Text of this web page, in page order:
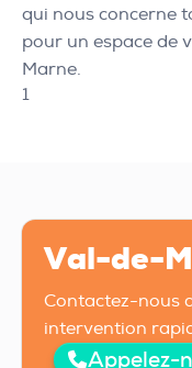
qui nous concerne
pour un espace de
Marne.
1
Val-de-
Contactez-nous
intervention
Appelez-